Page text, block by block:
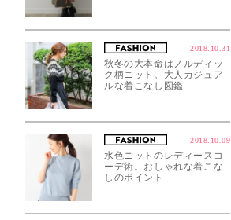
2018.10.31
秋冬の大本命はノルディッ
ク柄ニット。大人カジュア
ルな着こなし図鑑
2018.10.09
水色ニットのレディースコ
ーデ術。おしゃれな着こな
しのポイント